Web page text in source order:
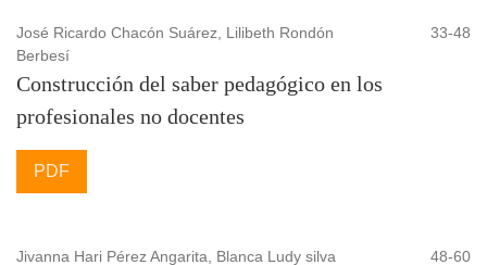
José Ricardo Chacón Suárez, Lilibeth Rondón
Berbesí
33-48
Construcción del saber pedagógico en los
profesionales no docentes
PDF
Jivanna Hari Pérez Angarita, Blanca Ludy silva
48-60